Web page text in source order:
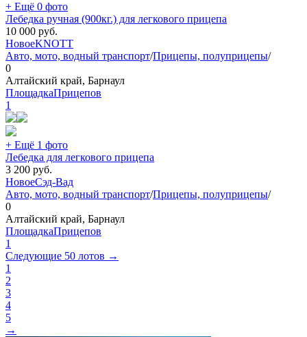
+ Ещё 0 фото
Лебедка ручная (900кг.) для легкового прицепа
10 000 руб.
НовоеKNOTT
Авто, мото, водный транспорт/Прицепы, полуприцепы/
0
Алтайский край, Барнаул
ПлощадкаПрицепов
1
+ Ещё 1 фото
Лебедка для легкового прицепа
3 200 руб.
НовоеСэд-Вад
Авто, мото, водный транспорт/Прицепы, полуприцепы/
0
Алтайский край, Барнаул
ПлощадкаПрицепов
1
Следующие 50 лотов →
1
2
3
4
5
→